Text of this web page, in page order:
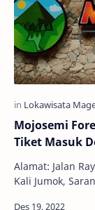
Mojosemi
Tiket Masuk
Alamat: Jalan
Kali Jumok,